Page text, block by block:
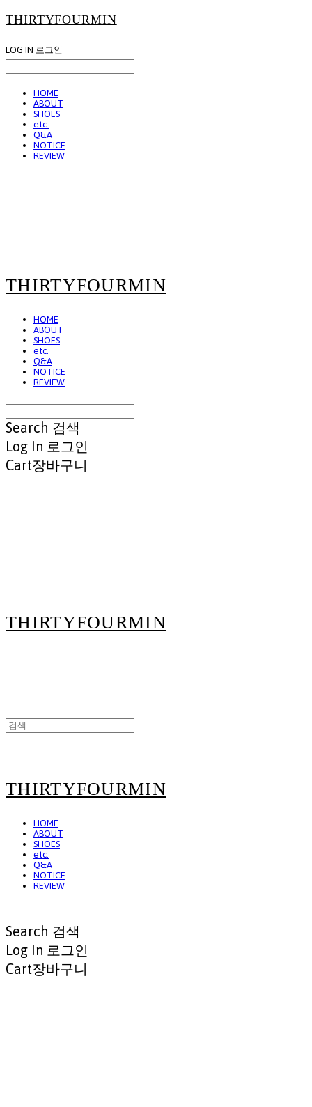
THIRTYFOURMIN
LOG IN 로그인
HOME
ABOUT
SHOES
etc.
Q&A
NOTICE
REVIEW
THIRTYFOURMIN
HOME
ABOUT
SHOES
etc.
Q&A
NOTICE
REVIEW
Search 검색
Log In 로그인
Cart장바구니
THIRTYFOURMIN
THIRTYFOURMIN
HOME
ABOUT
SHOES
etc.
Q&A
NOTICE
REVIEW
Search 검색
Log In 로그인
Cart장바구니